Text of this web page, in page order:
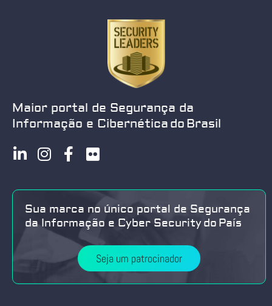
Maior portal de Segurança da
Informação e Cibernética do Brasil
Sua marca no único portal de Segurança
da Informação e Cyber Security do País
Seja um patrocinador